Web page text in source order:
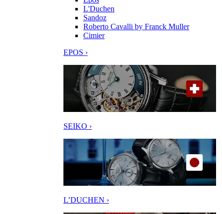
L'Duchen
Sandoz
Roberto Cavalli by Franck Muller
Cimier
EPOS ›
SEIKO ›
L’DUCHEN ›